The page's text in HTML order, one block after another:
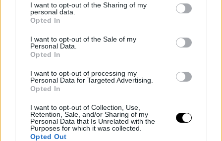
I want to opt-out of the Sharing of my
personal data.
Opted In
I want to opt-out of the Sale of my
Personal Data.
Opted In
I want to opt-out of processing my
Personal Data for Targeted Advertising.
Opted In
I want to opt-out of Collection, Use,
Retention, Sale, and/or Sharing of my
Personal Data that Is Unrelated with the
Purposes for which it was collected.
Opted Out
intelligenciával továbbfejlesztett asszisztensének
vizuális felülete. Apple/Vanessa Hand Orellana/CNET
Rooby
augusztus 6, 2026